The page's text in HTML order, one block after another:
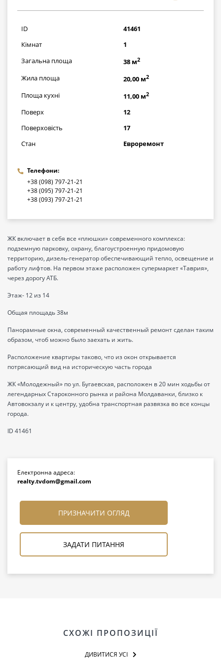
1305000грн
ID
41461
Кімнат
1
Загальна площа
38 м2
Жила площа 20,00 м2
Площа кухні 11,00 м2
Поверх
12
Поверховість
17
Стан
Евроремонт
Телефони:
+38 (098) 797-21-21
+38 (095) 797-21-21
+38 (093) 797-21-21
ЖК включает в себя все «плюшки» современного комплекса:
подземную парковку, охрану, благоустроенную придомовую
территорию, дизель-генератор обеспечивающий тепло, освещение и
работу лифтов. На первом этаже расположен супермаркет «Таврия»,
через дорогу АТБ.
Этаж- 12 из 14
Общая площадь 38м
Панорамные окна, современный качественный ремонт сделан таким
образом, чтоб можно было заехать и жить.
Расположение квартиры таково, что из окон открывается
потрясающий вид на историческую часть города
ЖК «Молодежный» по ул. Бугаевская, расположен в 20 мин ходьбы от
легендарных Староконного рынка и района Молдаванки, близко к
Автовокзалу и к центру, удобна транспортная развязка во все концы
города.
ID 41461
Електронна адреса:
realty.tvdom@gmail.com
ПРИЗНАЧИТИ ОГЛЯД
ЗАДАТИ ПИТАННЯ
СХОЖІ ПРОПОЗИЦІЇ
ДИВИТИСЯ УСІ